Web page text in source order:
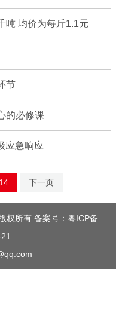
吨 均价为每斤1.1元
节
的必修课
应急响应
下一页
权所有 备案号： 粤ICP备